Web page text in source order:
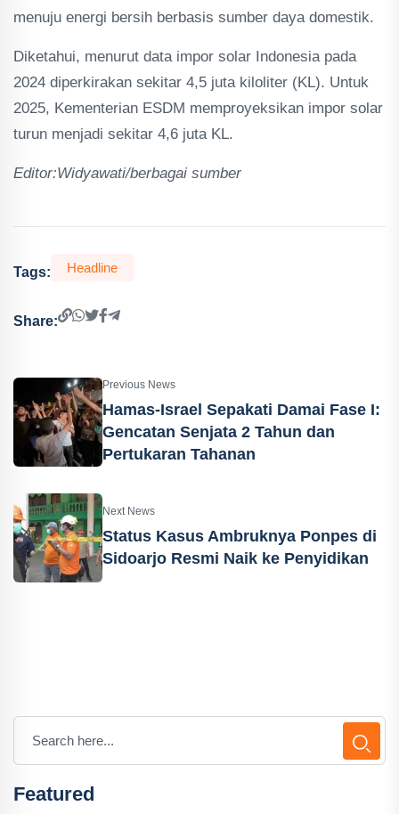
menuju energi bersih berbasis sumber daya domestik.
Diketahui, menurut data impor solar Indonesia pada
2024 diperkirakan sekitar 4,5 juta kiloliter (KL). Untuk
2025, Kementerian ESDM memproyeksikan impor solar
turun menjadi sekitar 4,6 juta KL.
Editor:Widyawati/berbagai sumber
Tags: Headline
Share:
Previous News
Hamas-Israel Sepakati Damai Fase I:
Gencatan Senjata 2 Tahun dan
Pertukaran Tahanan
Next News
Status Kasus Ambruknya Ponpes di
Sidoarjo Resmi Naik ke Penyidikan
Featured